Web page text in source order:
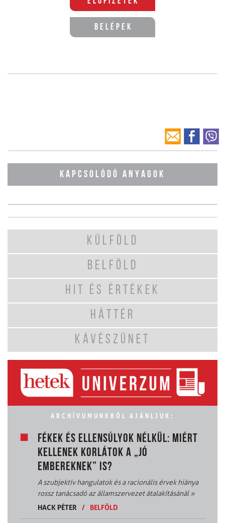
Belépek
KAPCSOLÓDÓ ANYAGOK
KÜLFÖLD
BELFÖLD
HIT ÉS ÉRTÉKEK
HÁTTÉR
KÁVÉSZÜNET
ARCHÍVUMUNKBÓL AJÁNLJUK:
FÉKEK ÉS ELLENSÚLYOK NÉLKÜL: MIÉRT
KELLENEK KORLÁTOK A „JÓ
EMBEREKNEK” IS?
A szubjektív hangulatok és a racionális érvek hiánya
rossz tanácsadó az államszervezet átalakításánál»
HACK PÉTER
/ BELFÖLD